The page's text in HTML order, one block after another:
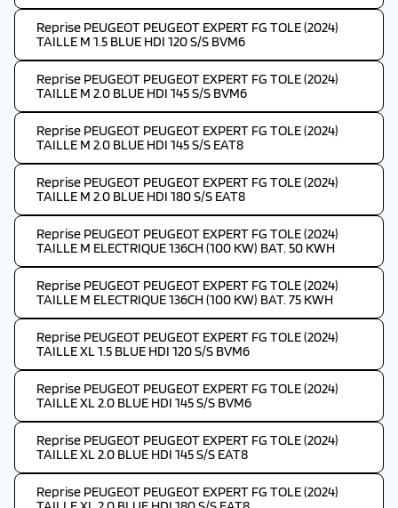
Reprise PEUGEOT PEUGEOT EXPERT FG TOLE (2024)
TAILLE M 1.5 BLUE HDI 120 S/S BVM6
Reprise PEUGEOT PEUGEOT EXPERT FG TOLE (2024)
TAILLE M 2.0 BLUE HDI 145 S/S BVM6
Reprise PEUGEOT PEUGEOT EXPERT FG TOLE (2024)
TAILLE M 2.0 BLUE HDI 145 S/S EAT8
Reprise PEUGEOT PEUGEOT EXPERT FG TOLE (2024)
TAILLE M 2.0 BLUE HDI 180 S/S EAT8
Reprise PEUGEOT PEUGEOT EXPERT FG TOLE (2024)
TAILLE M ELECTRIQUE 136CH (100 KW) BAT. 50 KWH
Reprise PEUGEOT PEUGEOT EXPERT FG TOLE (2024)
TAILLE M ELECTRIQUE 136CH (100 KW) BAT. 75 KWH
Reprise PEUGEOT PEUGEOT EXPERT FG TOLE (2024)
TAILLE XL 1.5 BLUE HDI 120 S/S BVM6
Reprise PEUGEOT PEUGEOT EXPERT FG TOLE (2024)
TAILLE XL 2.0 BLUE HDI 145 S/S BVM6
Reprise PEUGEOT PEUGEOT EXPERT FG TOLE (2024)
TAILLE XL 2.0 BLUE HDI 145 S/S EAT8
Reprise PEUGEOT PEUGEOT EXPERT FG TOLE (2024)